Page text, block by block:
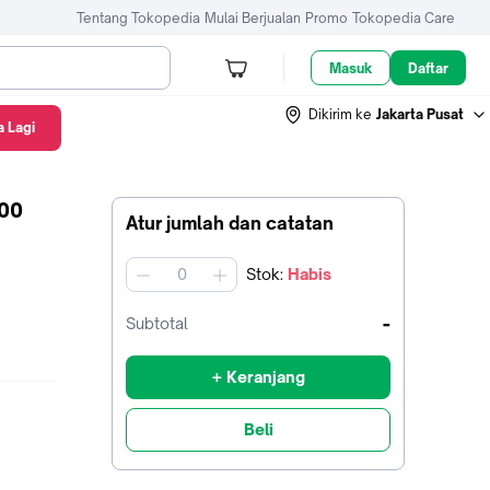
Tentang Tokopedia Mulai Berjualan Promo Tokopedia Care
Masuk Daftar
Dikirim ke Jakarta Pusat
Atur jumlah dan catatan
jumlah Stok: Habis
Subtotal -
+ Keranjang
Beli
Lagi